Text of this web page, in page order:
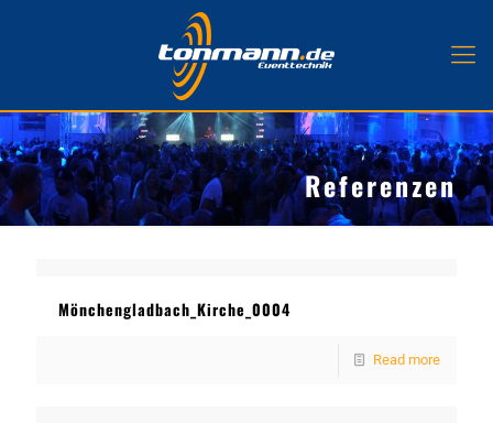
Referenzen
Mönchengladbach_Kirche_0004
Read more